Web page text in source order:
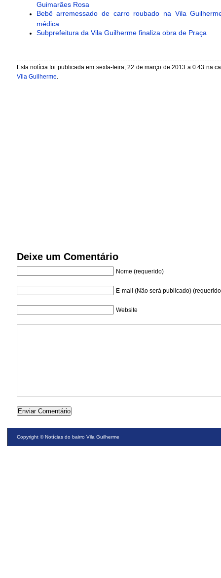
Guimarães Rosa
Bebê arremessado de carro roubado na Vila
médica
Subprefeitura da Vila Guilherme finaliza obra de Praça
Esta notícia foi publicada em sexta-feira, 22 de março de 2013 a 0:43 na
Vila Guilherme.
Deixe um Comentário
Nome (requerido)
E-mail (Não será publicado)
Website
Copyright ©Notícias do bairro Vila Guilherme